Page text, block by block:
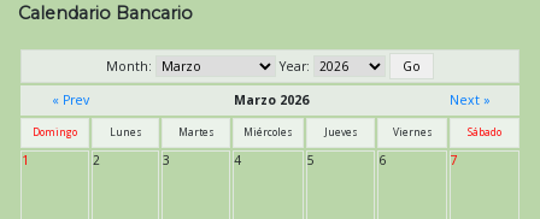
de
entradas
Calendario Bancario
Month:
Year:
« Prev
Marzo 2026 Next »
Domingo Lunes Martes Miércoles Jueves Viernes Sábado
1 2 3 4 5 6 7